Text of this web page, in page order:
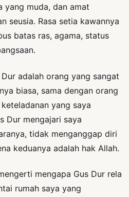
yang muda, dan amat
seusia. Rasa setia kawannya
batas ras, agama, status
adalah orang yang sangat
biasa, sama dengan orang
yang saya
Dur mengajari saya
tidak menganggap diri
keduanya adalah hak Allah.
mengapa Gus Dur rela
rumah saya yang